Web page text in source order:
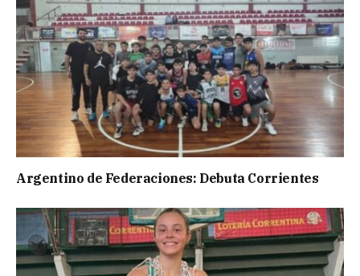
Argentino de Federaciones: Debuta Corrientes